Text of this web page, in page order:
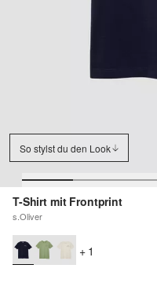
So stylst du den Look
T-Shirt mit Frontprint
s.Oliver
+ 1